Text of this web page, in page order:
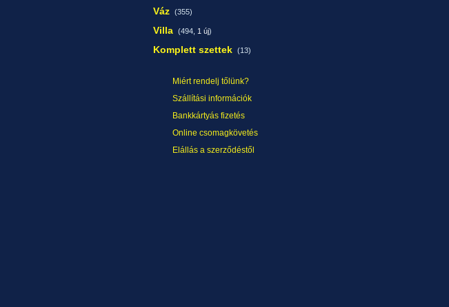
Váz (355)
Villa (494, 1 új)
Komplett szettek (13)
Miért rendelj tőlünk?
Szállítási információk
Bankkártyás fizetés
Online csomagkövetés
Elállás a szerződéstől